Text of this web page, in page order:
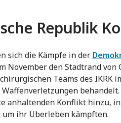
Republik
sich die Kämpfe in der
November den Stadtrand von
Teams des IKRK
anhaltenden Konflikt hinzu,
um ihr Überleben kämpften.